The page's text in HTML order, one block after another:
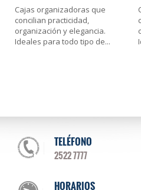
Cajas organizadoras que
concilian practicidad,
organización y elegancia.
Ideales para todo tipo de...
TELÉFONO
2522 7777
HORARIOS